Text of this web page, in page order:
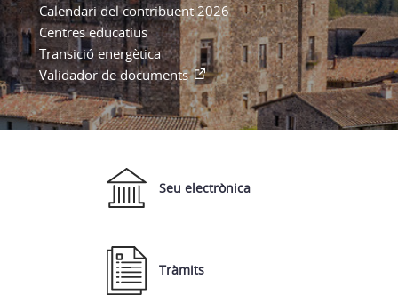
Calendari del contribuent 2026
Centres educatius
Transició energètica
Validador de documents
Seu electrònica
Tràmits